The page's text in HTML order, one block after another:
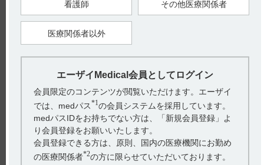
【更新年月】
関連するQ&A
【フィコンパ・点滴静注】 病棟や外来などでの定数配置
はできますか？
【フィコンパ・点滴静注】 高齢者への投与について教え
看護師 その他医療関係者
医療関係者以外
エーザイMedical会員としてログイン
会員限定のコンテンツが閲覧いただけます。エーザイ
では、medパス*1の会員システムを採用しています。
medパスIDをお持ちでない方は、「新規会員登録」よ
り会員登録をお願いいたします。
会員登録できる方は、原則、国内の医療機関にお勤め
の医療関係者*2の方に限らせていただいております。